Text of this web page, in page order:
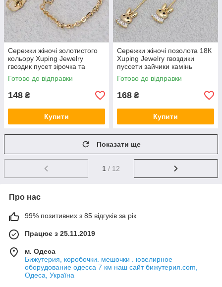
Сережки жіночі золотистого
кольору Xuping Jewelry
гвоздик пусет зірочка та
квіточка з фіанітами діаметр
5 мм
Готово до відправки
148 ₴
Купити
Сережки жіночі позолота 18К
Xuping Jewelry гвоздики
пуссети зайчики камінь
циркон розмір виробу 57х5
мм
Готово до відправки
168 ₴
Купити
Показати ще
1 / 12
Про нас
99% позитивних з 85 відгуків за рік
Працює з 25.11.2019
м. Одеса
Бижутерия, коробочки. мешочки . ювелирное
оборудование одесса 7 км наш сайт бижутерия.com,
Одеса, Україна